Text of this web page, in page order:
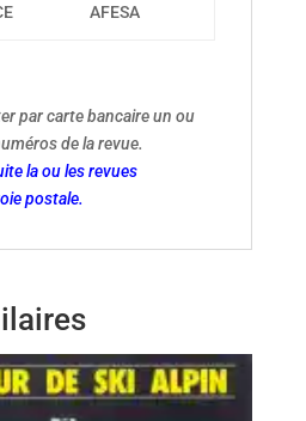
AFESA
par carte bancaire un ou
de la revue.
la ou les revues
postale.